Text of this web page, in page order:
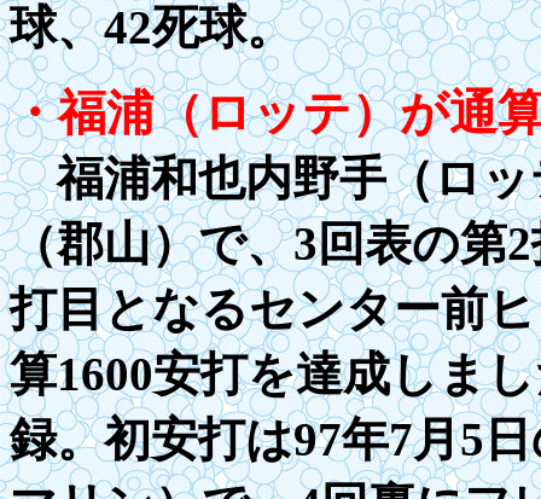
球、42死球。
・福浦（ロッテ）が通
福浦和也内野手（ロッ
（郡山）で、3回表の第
打目となるセンター前
算1600安打を達成しま
録。初安打は97年7月5